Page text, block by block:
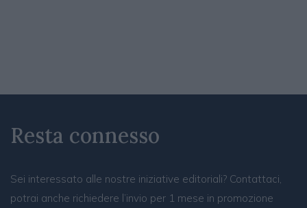
Resta connesso
Sei interessato alle nostre iniziative editoriali? Contattaci,
potrai anche richiedere l’invio per 1 mese in promozione